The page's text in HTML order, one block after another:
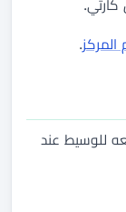
.
للوسيط عند